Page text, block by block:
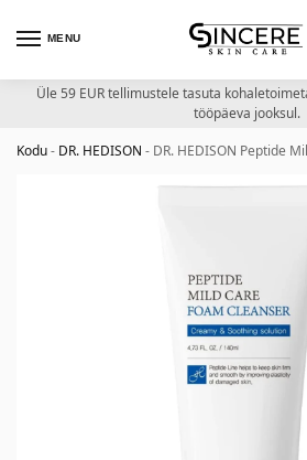
MENU
Üle 59 EUR tellimustele tasuta
tööpäeva jooksul.
Kodu- DR. HEDISON - DR. HEDISON Peptide